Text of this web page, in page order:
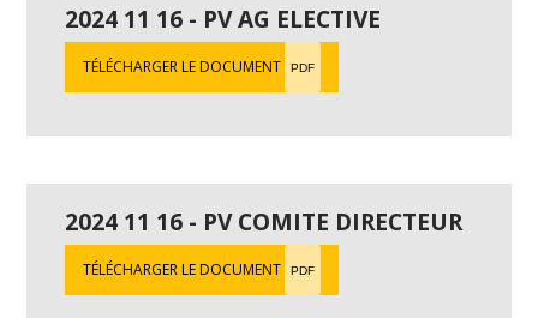
2024 11 16 - PV AG ELECTIVE
TÉLÉCHARGER LE DOCUMENT PDF
2024 11 16 - PV COMITE DIRECTEUR
TÉLÉCHARGER LE DOCUMENT PDF